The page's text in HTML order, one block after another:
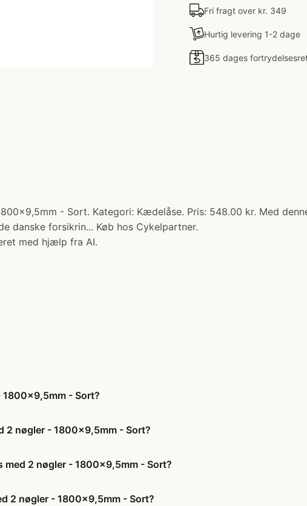
Fri fragt over kr. 349
Hurtig levering 1-2 dage
365 dages
- Sort. Kategori: Kædelåse. Pris: 548.00 kr. Med
danske forsikrin... Køb hos Cykelpartner.
med hjælp fra AI.
1800x9,5mm - Sort?
2 nøgler - 1800x9,5mm - Sort?
med 2 nøgler - 1800x9,5mm - Sort?
2 nøgler - 1800x9,5mm - Sort?